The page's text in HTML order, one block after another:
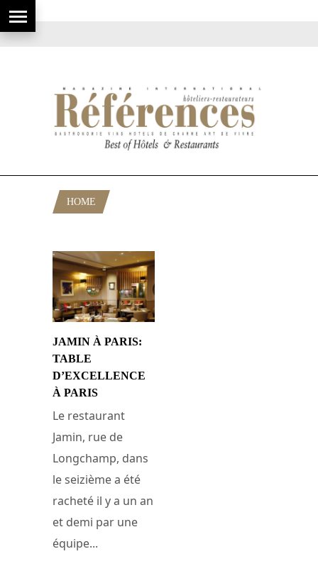
HOME
JAMIN À PARIS:
TABLE
D’EXCELLENCE
À PARIS
Le restaurant
Jamin, rue de
Longchamp, dans
le seizième a été
racheté il y a un an
et demi par une
équipe...